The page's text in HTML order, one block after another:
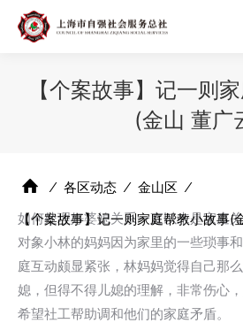
【个案故事】记一则
(金山 董广
⁄ 各区动态 ⁄ 金山区 ⁄
【个案故事】记一则家庭帮教小故事(
如何处理好婆媳关系一直以来是家庭
对象小林的妈妈因为家里的一些琐事
庭互动颇显紧张，林妈妈觉得自己那
媳，但得不得儿媳的理解，非常伤心
希望社工帮助调和他们的家庭矛盾。